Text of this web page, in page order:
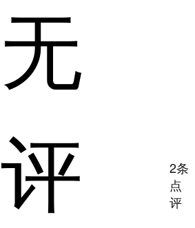
无
评
2条
点
评